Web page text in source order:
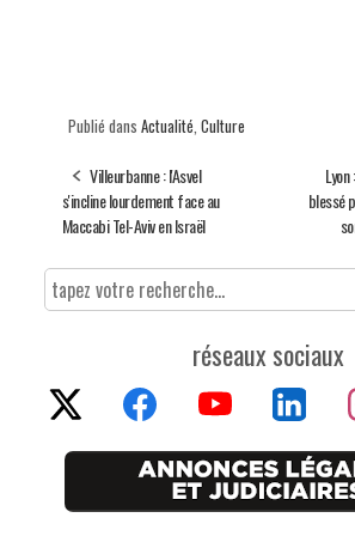
Publié dans Actualité, Culture
Villeurbanne : l'Asvel
s'incline lourdement face au
Maccabi Tel-Aviv en Israël
blessé
réseaux sociaux